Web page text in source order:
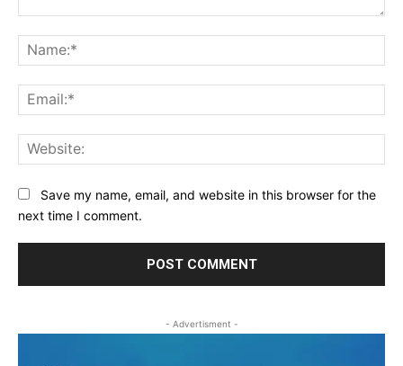
Save my name, email, and website in this browser for the
next time I comment.
- Advertisment -